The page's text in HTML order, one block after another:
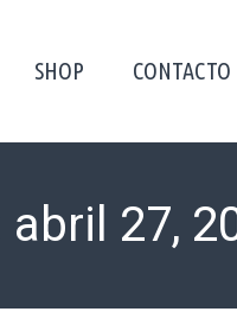
SHOP CONTACTO
abril 27,